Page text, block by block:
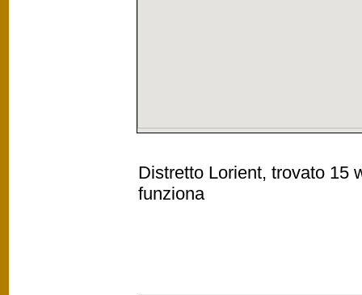
Distretto Lorient, trovato 15
funziona